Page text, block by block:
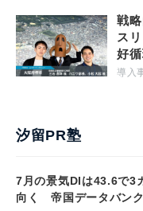
戦
ス
好循
導入
汐留PR塾
7月の景気DIは43.6で
向く 帝国データバン